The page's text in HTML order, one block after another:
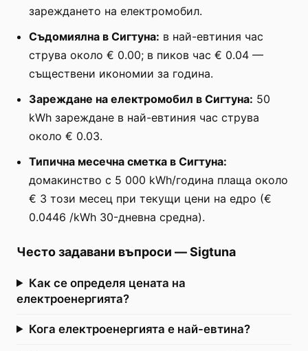
зареждането на електромобил.
Съдомиялна в Сигтуна: в най-евтиния час
струва около € 0.00; в пиков час € 0.04 —
съществени икономии за година.
Зареждане на електромобил в Сигтуна: 50
kWh зареждане в най-евтиния час струва
около € 0.03.
Типична месечна сметка в Сигтуна:
домакинство с 5 000 kWh/година плаща около
€ 3 този месец при текущи цени на едро (€
0.0446 /kWh 30-дневна средна).
Често задавани въпроси —Sigtuna
Как се определя цената на
електроенергията?
Кога електроенергията е най-евтина?